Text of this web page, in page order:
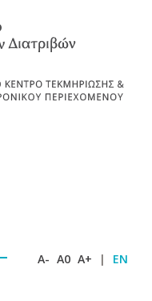
A- A0 A+ | EN